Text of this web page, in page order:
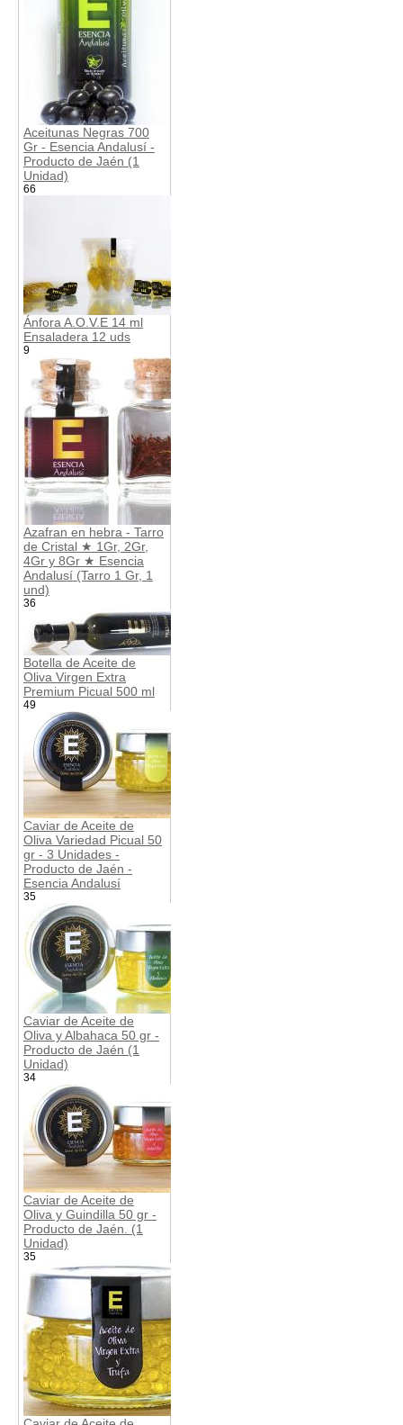
Aceitunas Negras 700
Gr - Esencia Andalusí -
Producto de Jaén (1
Unidad)
66
Ánfora A.O.V.E 14 ml
Ensaladera 12 uds
9
Azafran en hebra - Tarro
de Cristal ★ 1Gr, 2Gr,
4Gr y 8Gr ★ Esencia
Andalusí (Tarro 1 Gr, 1
und)
36
Botella de Aceite de
Oliva Virgen Extra
Premium Picual 500 ml
49
Caviar de Aceite de
Oliva Variedad Picual 50
gr - 3 Unidades -
Producto de Jaén -
Esencia Andalusí
35
Caviar de Aceite de
Oliva y Albahaca 50 gr -
Producto de Jaén (1
Unidad)
34
Caviar de Aceite de
Oliva y Guindilla 50 gr -
Producto de Jaén. (1
Unidad)
35